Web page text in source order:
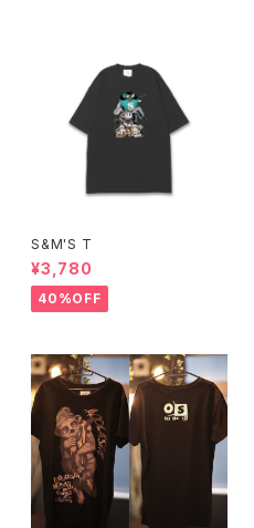
S&M'S T
¥3,780
40%OFF